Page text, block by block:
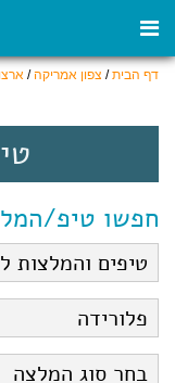
דף הבית/ צפון אמריקה/
חפשו טיפ/